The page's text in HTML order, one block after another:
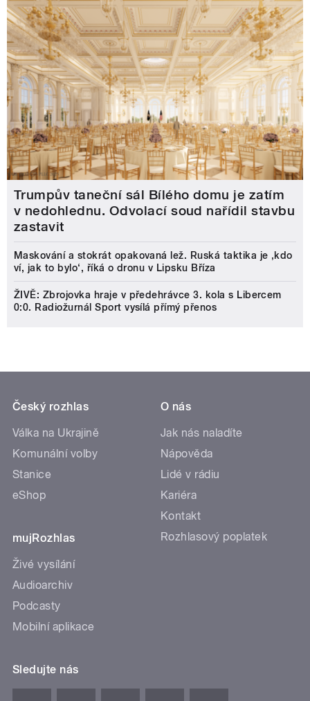
Trumpův taneční sál Bílého domu je zatím
v nedohlednu. Odvolací soud nařídil stavbu
zastavit
Maskování a stokrát opakovaná lež. Ruská taktika je ‚kdo
ví, jak to bylo‘, říká o dronu v Lipsku Bříza
ŽIVĚ: Zbrojovka hraje v předehrávce 3. kola s Libercem
0:0. Radiožurnál Sport vysílá přímý přenos
Český rozhlas
Válka na Ukrajině
Komunální volby
Stanice
eShop
mujRozhlas
Živé vysílání
Audioarchiv
Podcasty
Mobilní aplikace
O nás
Jak nás naladíte
Nápověda
Lidé v rádiu
Kariéra
Kontakt
Rozhlasový poplatek
Sledujte nás